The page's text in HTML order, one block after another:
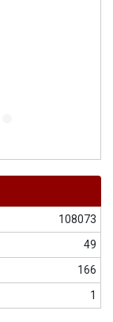
108073
49
166
1